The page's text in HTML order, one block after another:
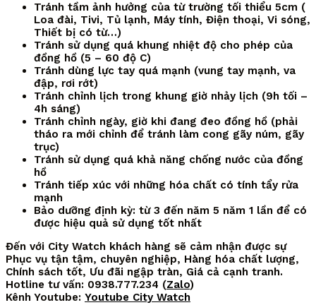
Tránh tầm ảnh hưởng của từ trường tối thiểu 5cm (
Loa đài, Tivi, Tủ lạnh, Máy tính, Điện thoại, Vi sóng,
Thiết bị có từ…)
Tránh sử dụng quá khung nhiệt độ cho phép của
đồng hồ (5 – 60 độ C)
Tránh dùng lực tay quá mạnh (vung tay mạnh, va
đập, rơi rớt)
Tránh chỉnh lịch trong khung giờ nhảy lịch (9h tối –
4h sáng)
Tránh chỉnh ngày, giờ khi đang đeo đồng hồ (phải
tháo ra mới chỉnh để tránh làm cong gãy núm, gãy
trục)
Tránh sử dụng quá khả năng chống nước của đồng
hồ
Tránh tiếp xúc với những hóa chất có tính tẩy rửa
mạnh
Bảo dưỡng định kỳ: từ 3 đến năm 5 năm 1 lần để có
được hiệu quả sử dụng tốt nhất
Đến với City Watch khách hàng sẽ cảm nhận được sự
Phục vụ tận tậm, chuyên nghiệp, Hàng hóa chất lượng,
Chính sách tốt, Ưu đãi ngập tràn, Giá cả cạnh tranh.
Hotline tư vấn: 0938.777.234 (Zalo)
Kênh Youtube: Youtube City Watch